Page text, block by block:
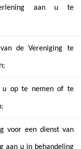
aan u te
de Vereniging te
u op te nemen of te
voor een dienst van
aan u in behandeling